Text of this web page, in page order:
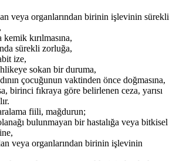
veya organlarından birinin işlevinin sürekli
kırılmasına,
sürekli zorluğa,
ize,
sokan bir duruma,
çocuğunun vaktinden önce doğmasına,
birinci fıkraya göre belirlenen ceza, yarısı
fiili, mağdurun;
bulunmayan bir hastalığa veya bitkisel
veya organlarından birinin işlevinin